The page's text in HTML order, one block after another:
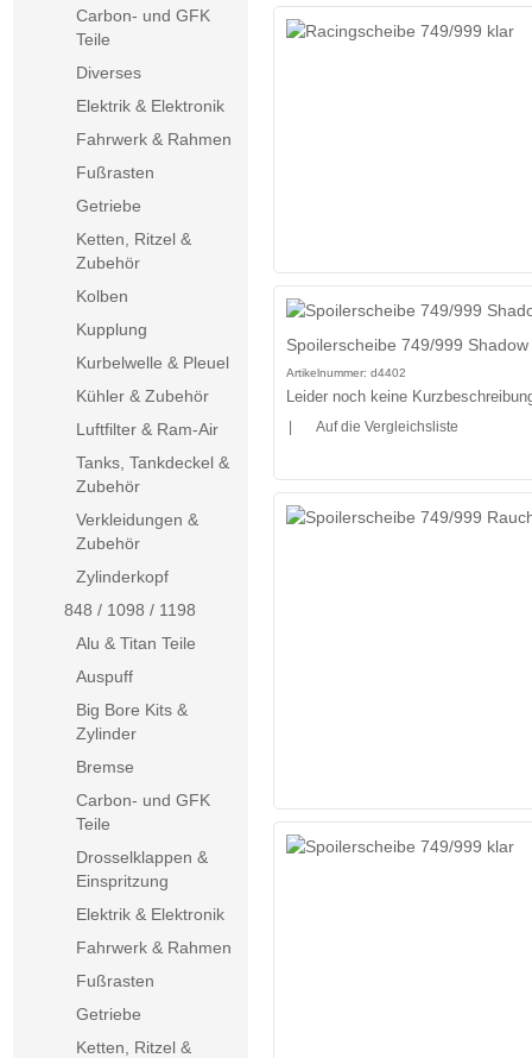
Spoilerscheibe 749/999
Artikelnummer: d4402
Leider noch keine
Auf die Vergleichsliste
Carbon- und GFK
Teile
Diverses
Elektrik & Elektronik
Fahrwerk & Rahmen
Fußrasten
Getriebe
Ketten, Ritzel &
Zubehör
Kolben
Kupplung
Kurbelwelle & Pleuel
Kühler & Zubehör
Luftfilter & Ram-Air
Tanks, Tankdeckel &
Zubehör
Verkleidungen &
Zubehör
Zylinderkopf
848 / 1098 / 1198
Alu & Titan Teile
Auspuff
Big Bore Kits &
Zylinder
Bremse
Carbon- und GFK
Teile
Drosselklappen &
Einspritzung
Elektrik & Elektronik
Fahrwerk & Rahmen
Fußrasten
Getriebe
Ketten, Ritzel &